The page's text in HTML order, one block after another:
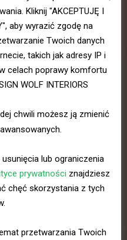
Kliknij "AKCEPTUJĘ I
aby wyrazić zgodę na
Twoich danych
takich jak adresy IP i
celach poprawy komfortu
WOLF INTERIORS
chwili możesz ją zmienić
lub ograniczenia
prywatności znajdziesz
chęć skorzystania z tych
przetwarzania Twoich